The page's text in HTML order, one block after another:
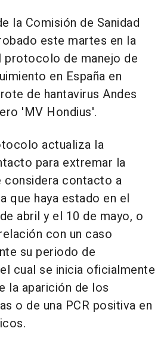
la Comisión de Sanidad
este martes en la
protocolo de manejo de
en España en
de hantavirus Andes
'MV Hondius'.
actualiza la
para extremar la
considera contacto a
que haya estado en el
abril y el 10 de mayo, o
con un caso
su periodo de
cual se inicia oficialmente
la aparición de los
o de una PCR positiva en